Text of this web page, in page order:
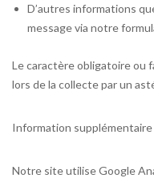
D’autres informations
message via notre
Le caractère obligatoire ou
lors de la collecte par un
Information
Notre site utilise Google